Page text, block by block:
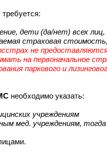
требуется:
дети (да/нет) всех
страховая
не
на первоначальное
паркового и
необходимо указать:
учреждениям
мед. учреждениям,